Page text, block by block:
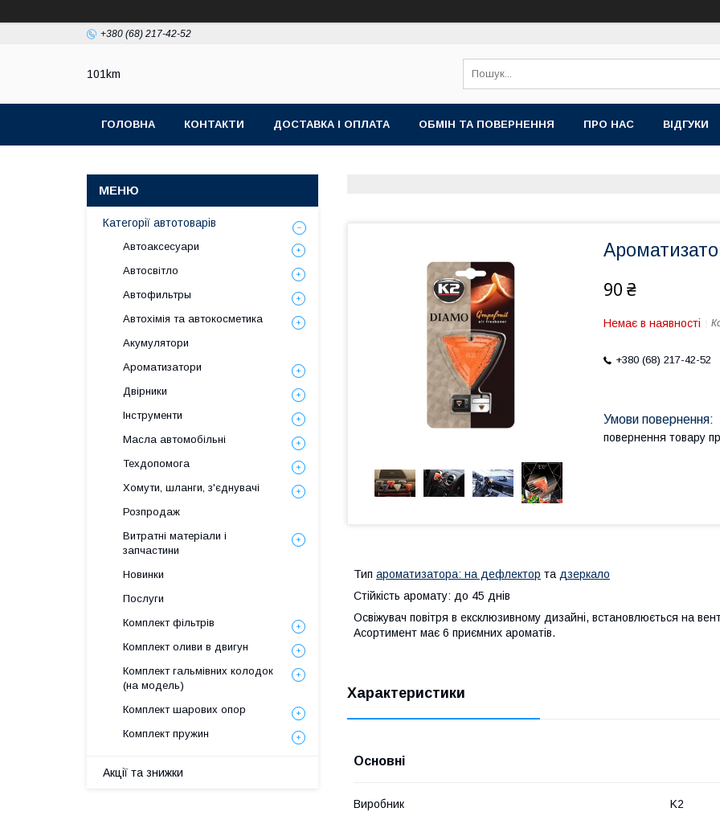
+380 (68) 217-42-52
101km
ГОЛОВНА КОНТАКТИ ДОСТАВКА І ОПЛАТА ОБМІН ТА ПОВЕРНЕННЯ ПРО НАС ВІДГУКИ
90 ₴
Немає в наявності
+380 (68) 217-42-52
повернення товару
Тип ароматизатора: на дефлектор та дзеркало
Стійкість аромату: до 45 днів
Освіжувач повітря в ексклюзивному дизайні, встановлюється на
Асортимент має 6 приємних ароматів.
Характеристики
Основні
Виробник K2
Категорії автотоварів
Автоаксесуари
Автосвітло
Автофильтры
Автохімія та автокосметика
Акумулятори
Ароматизатори
Двірники
Інструменти
Масла автомобільні
Техдопомога
Хомути, шланги, з'єднувачі
Розпродаж
Витратні матеріали і
запчастини
Новинки
Послуги
Комплект фільтрів
Комплект оливи в двигун
Комплект гальмівних колодок
(на модель)
Комплект шарових опор
Комплект пружин
Акції та знижки